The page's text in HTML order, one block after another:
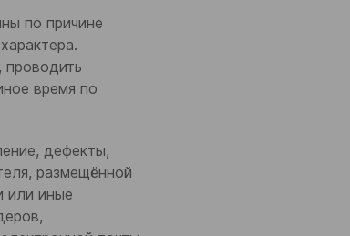
по причине
время по
дефекты,
размещённой
или иные